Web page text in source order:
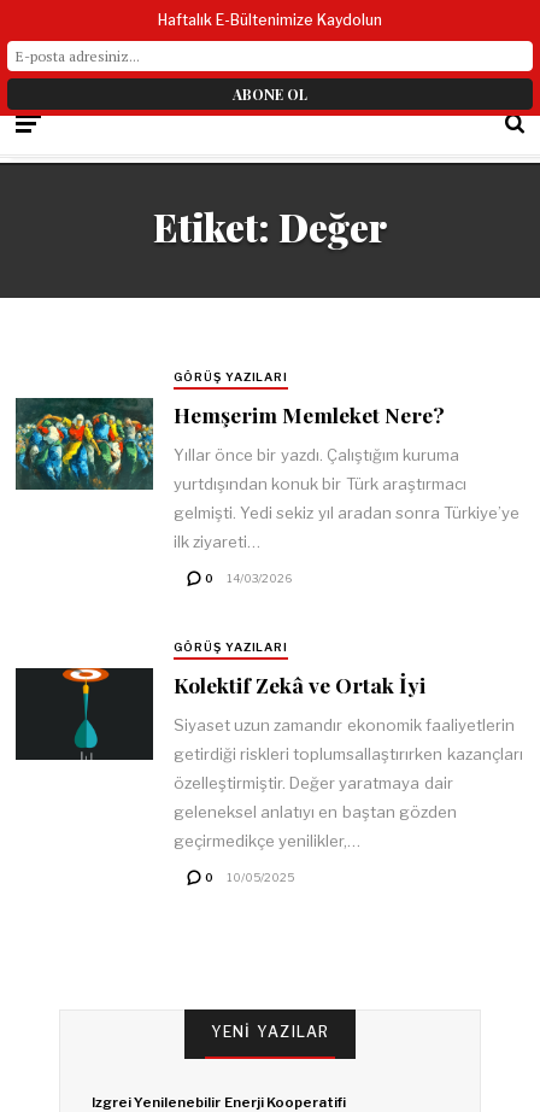
Etiket: Değer
GÖRÜŞ YAZILARI
Hemşerim Memleket Nere?
Yıllar önce bir yazdı. Çalıştığım kuruma
yurtdışından konuk bir Türk araştırmacı
gelmişti. Yedi sekiz yıl aradan sonra Türkiye’ye
ilk ziyareti…
0 14/03/2026
GÖRÜŞ YAZILARI
Kolektif Zekâ ve Ortak İyi
Siyaset uzun zamandır ekonomik faaliyetlerin
getirdiği riskleri toplumsallaştırırken kazançları
özelleştirmiştir. Değer yaratmaya dair
geleneksel anlatıyı en baştan gözden
geçirmedikçe yenilikler,…
0 10/05/2025
YENI YAZILAR
Izgrei Yenilenebilir Enerji Kooperatifi
Haftalık E-Bültenimize Kaydolun